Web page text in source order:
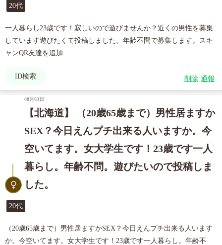
20代
一人暮らし23歳です！寂しいので遊びませんか？近くの男性を募集
しています遊びたくて投稿しました。年齢不問で募集します。スキ
ャンQR友達を追加
ID検索 削除 通報
08月03日
【北海道】 （20歳65歳まで）男性居ますか
SEX？今日えんプチ出来る人いますか。今
空いてます。女大学生です！23歳です一人
暮らし。年齢不問。遊びたいので投稿しま
した。
20代
（20歳65歳まで）男性居ますかSEX？今日えんプチ出来る人います
か。今空いてます。女大学生です！23歳です一人暮らし。年齢不